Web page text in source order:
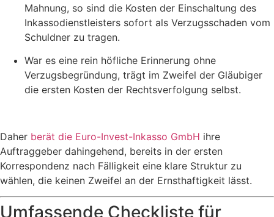
Mahnung, so sind die Kosten der Einschaltung des
Inkassodienstleisters sofort als Verzugsschaden vom
Schuldner zu tragen.
War es eine rein höfliche Erinnerung ohne
Verzugsbegründung, trägt im Zweifel der Gläubiger
die ersten Kosten der Rechtsverfolgung selbst.
Daher berät die Euro-Invest-Inkasso GmbH ihre
Auftraggeber dahingehend, bereits in der ersten
Korrespondenz nach Fälligkeit eine klare Struktur zu
wählen, die keinen Zweifel an der Ernsthaftigkeit lässt.
Umfassende Checkliste für